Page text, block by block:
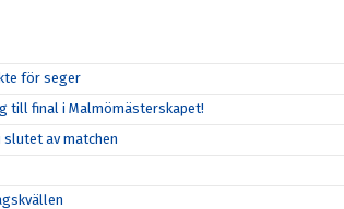
för seger
till final i Malmömästerskapet!
slutet av matchen